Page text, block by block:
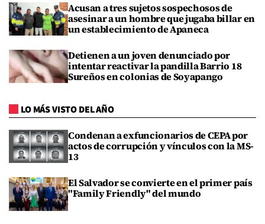
Acusan a tres sujetos sospechosos de
asesinar a un hombre que jugaba billar en
un establecimiento de Apaneca
Detienen a un joven denunciado por
intentar reactivar la pandilla Barrio 18
Sureños en colonias de Soyapango
LO MÁS VISTO DEL AÑO
Condenan a exfuncionarios de CEPA por
actos de corrupción y vínculos con la MS-
13
El Salvador se convierte en el primer país
"Family Friendly" del mundo